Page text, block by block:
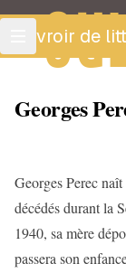
ouvroir de
Georges
Georges Perec
décédés durant la
1940, sa mère
passera son